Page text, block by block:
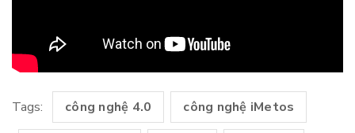
Tags: công nghệ 4.0 công nghệ iMetos